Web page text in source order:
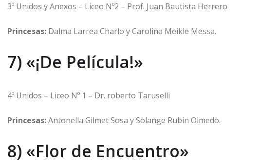
3º Unidos y Anexos – Liceo Nº2 – Prof. Juan Bautista Herrero
Princesas: Dalma Larrea Charlo y Carolina Meikle Messa.
7) «¡De Película!»
4º Unidos – Liceo Nº 1 – Dr. roberto Taruselli
Princesas:Antonella Gilmet Sosa y Solange Rubin Olmedo.
8) «Flor de Encuentro»